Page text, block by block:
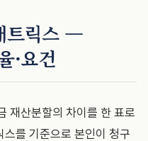
트릭스 —
·요건
재산분할의 차이를 한 표로
를 기준으로 본인이 청구